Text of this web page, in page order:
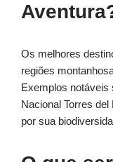
Os melhores
regiões
Exemplos notáveis
Nacional Torres
por sua